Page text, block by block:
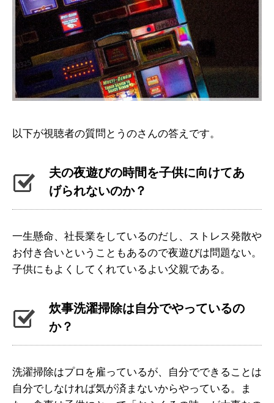
以下が視聴者の質問とうのさんの答えです。
夫の夜遊びの時間を子供に向けてあ
げられないのか？
一生懸命、社長業をしているのだし、ストレス発散や
お付き合いということもあるので夜遊びは問題ない。
子供にもよくしてくれているよい父親である。
炊事洗濯掃除は自分でやっているの
か？
洗濯掃除はプロを雇っているが、自分でできることは
自分でしなければ気が済まないからやっている。ま